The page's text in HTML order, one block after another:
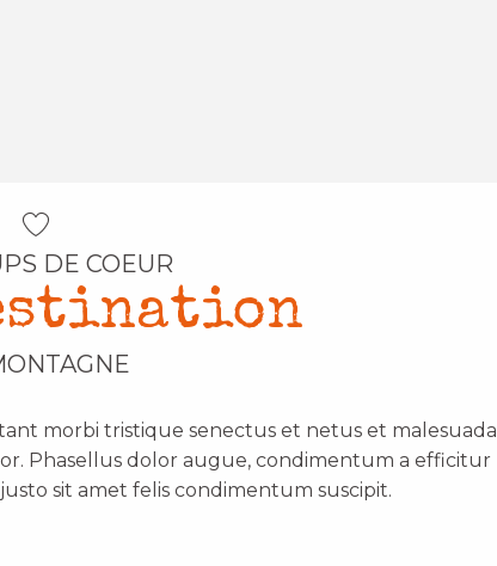
DE COEUR
morbi tristique senectus et netus et malesuada
Phasellus dolor augue, condimentum a efficitur
sit amet felis condimentum suscipit.